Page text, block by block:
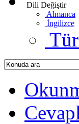
Dili Değiştir
Almanca
İngilizce